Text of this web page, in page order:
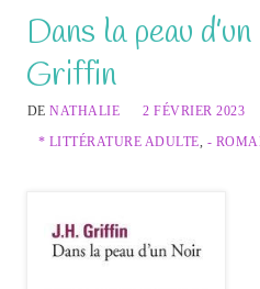
Dans la peau
Griffin
DENATHALIE
2 FÉVRIER 2023
* LITTÉRATURE ADULTE, -